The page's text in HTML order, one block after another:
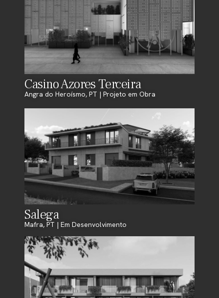
Casino Azores Terceira
Angra do Heroísmo, PT | Projeto em Obra
Salega
Mafra, PT | Em Desenvolvimento